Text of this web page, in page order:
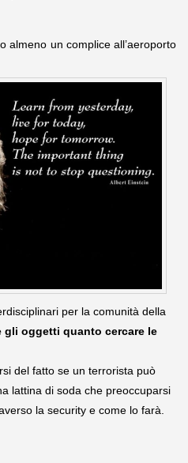
almeno un complice all’aeroporto
per la comunità della
gli oggetti quanto cercare le
del fatto se un terrorista può
lattina di soda che preoccuparsi
la security e come lo farà.